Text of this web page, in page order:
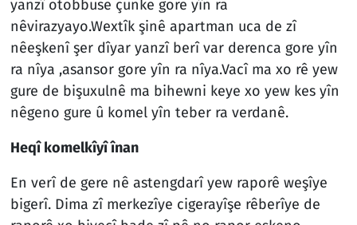
yanzî otobbuse çunke gore yîn ra
nêvirazyayo.Wextîk şinê apartman uca de zî
nêeşkenî şer dîyar yanzî berî var derenca gore yîn
ra nîya ,asansor gore yîn ra nîya.Vacî ma xo rê yew
gure de bişuxulnê ma bihewni keye xo yew kes yîn
nêgeno gure û komel yîn teber ra verdanê.
Heqî komelkîyî înan
En verî de gere nê astengdarî yew raporê weşîye
bigerî. Dima zî merkezîye cigerayîşe rêberîye de